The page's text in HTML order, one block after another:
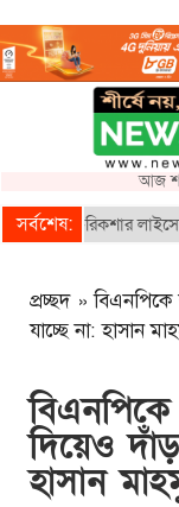
আজ
সর্বশেষ:
ই-রিকশার লাইসেন্স:
প্রচ্ছদ »বিএনপিকে
যাচ্ছে না: হাসান
বিএনপিকে
দিয়েও
হাসান